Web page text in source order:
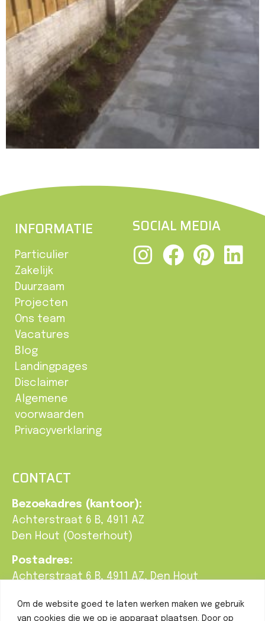
Om de website goed te laten werken maken we gebruik
van cookies die we op je apparaat plaatsen. Door op
INFORMATIE
Particulier
Zakelijk
Duurzaam
Projecten
Ons team
Vacatures
Blog
Landingpages
Disclaimer
Algemene
voorwaarden
Privacyverklaring
SOCIAL MEDIA
CONTACT
Bezoekadres (kantoor):
Achterstraat 6 B, 4911 AZ
Den Hout (Oosterhout)
Postadres:
Achterstraat 6 B, 4911 AZ, Den Hout
T:0162-748 190
E:info@braatgroenbeleving.nl